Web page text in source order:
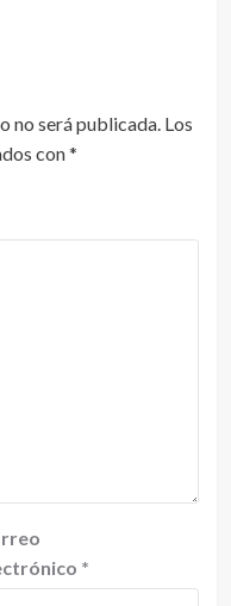
no será publicada. Los
con*
*